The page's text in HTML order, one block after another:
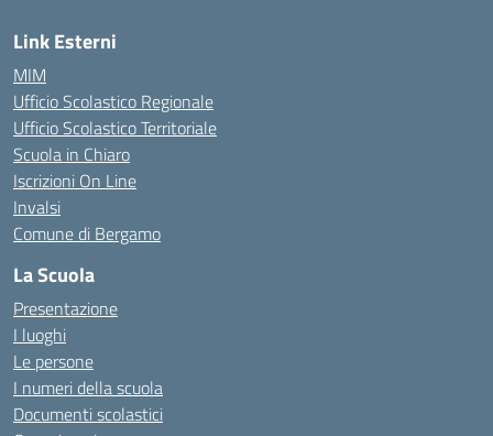
Link Esterni
MIM
Ufficio Scolastico Regionale
Ufficio Scolastico Territoriale
Scuola in Chiaro
Iscrizioni On Line
Invalsi
Comune di Bergamo
La Scuola
Presentazione
I luoghi
Le persone
I numeri della scuola
Documenti scolastici